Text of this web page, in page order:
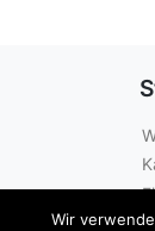
Wir